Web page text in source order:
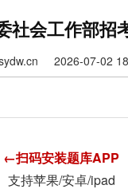
社会工作部招
2026-07-02
←扫码安装题库APP
支持苹果/安卓/ipad